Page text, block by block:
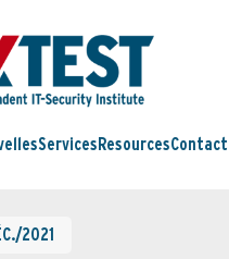
Services ResourcesContact
2021